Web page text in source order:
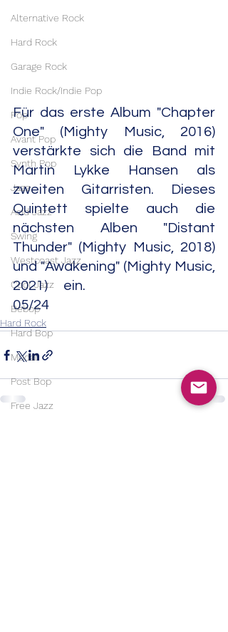
Alternative Rock
Hard Rock
Garage Rock
Indie Rock/Indie Pop
Pop
Avant Pop
Synth Pop
Jazz
Acid Jazz
Swing
Westcoast Jazz
Cool Jazz
Bebop
Hard Bop
Modal
Post Bop
Free Jazz
Für das erste Album "Chapter
One" (Mighty Music, 2016)
verstärkte sich die Band mit
Martin Lykke Hansen als
zweiten Gitarristen. Dieses
Quintett spielte auch die
nächsten Alben "Distant
Thunder" (Mighty Music, 2018)
und "Awakening" (Mighty Music,
2021) ein.
05/24
Hard Rock